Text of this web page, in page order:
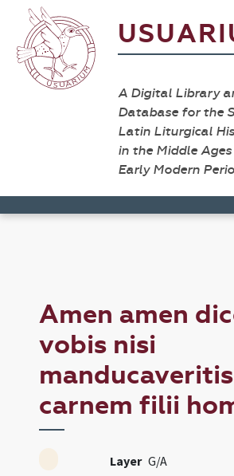
A Digital Library
Database for the
Latin Liturgical
in the Middle
Early Modern
Amen amen
vobis nisi
manducaveritis
carnem filii
Layer G/A